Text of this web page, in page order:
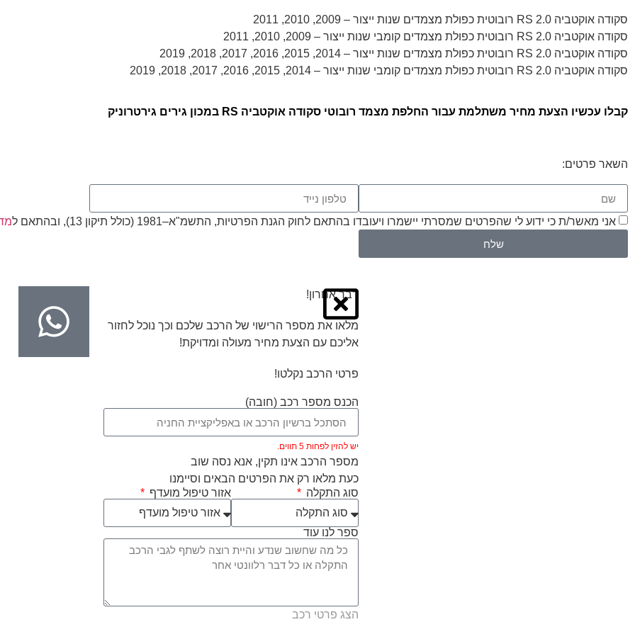
סקודה אוקטביה RS 2.0 רובוטית כפולת מצמדים שנות ייצור – 2009, 2010, 2011
סקודה אוקטביה RS 2.0 רובוטית כפולת מצמדים קומבי שנות ייצור – 2009, 2010, 2011
סקודה אוקטביה RS 2.0 רובוטית כפולת מצמדים שנות ייצור – 2014, 2015, 2016, 2017, 2018, 2019
סקודה אוקטביה RS 2.0 רובוטית כפולת מצמדים קומבי שנות ייצור – 2014, 2015, 2016, 2017, 2018, 2019
קבלו עכשיו הצעת מחיר משתלמת עבור החלפת מצמד רובוטי סקודה אוקטביה RS במכון גירים גירטרוניק
השאר פרטים:
אני מאשר/ת כי ידוע לי שהפרטים שמסרתי יישמרו ויעובדו בהתאם לחוק הגנת הפרטיות, התשמ"א–1981 (כולל תיקון 13), ובהתאם ל
שלח
דבר אחרון!
מלאו את מספר הרישוי של הרכב שלכם וכך נוכל לחזור
אליכם עם הצעת מחיר מעולה ומדויקת!
פרטי הרכב נקלטו!
הכנס מספר רכב (חובה)
יש להזין לפחות 5 תווים.
מספר הרכב אינו תקין, אנא נסה שוב
כעת מלאו רק את הפרטים הבאים וסיימנו
סוג התקלה
אזור טיפול מועדף
ספר לנו עוד
הצג פרטי רכב